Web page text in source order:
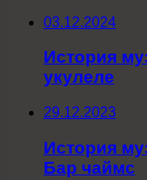
03.12.2024
История
укулеле
29.12.2023
История
Бар чаймс